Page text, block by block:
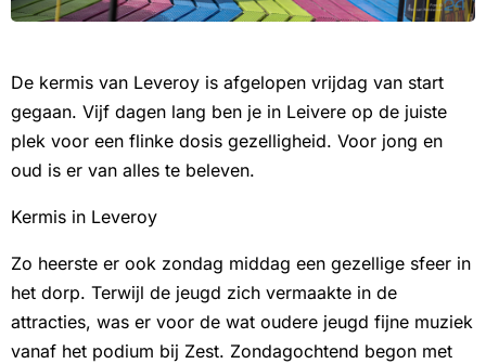
De kermis van Leveroy is afgelopen vrijdag van start
gegaan. Vijf dagen lang ben je in Leivere op de juiste
plek voor een flinke dosis gezelligheid. Voor jong en
oud is er van alles te beleven.
Kermis in Leveroy
Zo heerste er ook zondag middag een gezellige sfeer in
het dorp. Terwijl de jeugd zich vermaakte in de
attracties, was er voor de wat oudere jeugd fijne muziek
vanaf het podium bij Zest. Zondagochtend begon met